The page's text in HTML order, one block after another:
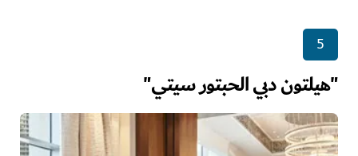
5
"هيلتون دبي الحبتور سيتي"